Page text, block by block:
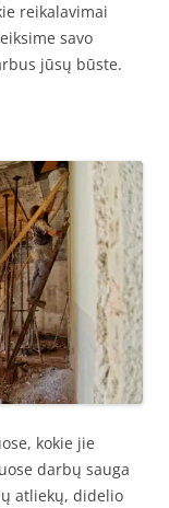
reikalavimai
savo
jūsų būste.
kokie jie
darbų sauga
atliekų, didelio